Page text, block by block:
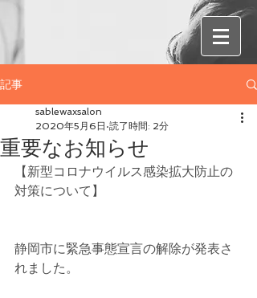
記事
重要なお知らせ
sablewaxsalon
2020年5月6日 読了時間: 2分
【新型コロナウイルス感染拡大防止の
対策について】
静岡市に緊急事態宣言の解除が発表さ
れました。